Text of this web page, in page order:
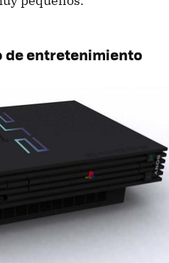
de entretenimiento